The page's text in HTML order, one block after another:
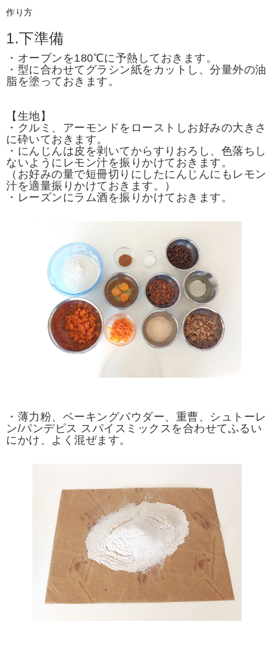
作り方
1.下準備
・オーブンを180℃に予熱しておきます。
・型に合わせてグラシン紙をカットし、分量外の油
脂を塗っておきます。
【生地】
・クルミ、アーモンドをローストしお好みの大きさ
に砕いておきます。
・にんじんは皮を剥いてからすりおろし、色落ちし
ないようにレモン汁を振りかけておきます。
（お好みの量で短冊切りにしたにんじんにもレモン
汁を適量振りかけておきます。）
・レーズンにラム酒を振りかけておきます。
・薄力粉、ベーキングパウダー、重曹、シュトーレ
ン/パンデピス スパイスミックスを合わせてふるい
にかけ、よく混ぜます。